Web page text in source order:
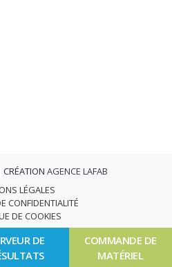
DE
COMMANDE DE
MATÉRIEL
AGENCE LAFAB
LÉGALES
CONFIDENTIALITÉ
DE COOKIES